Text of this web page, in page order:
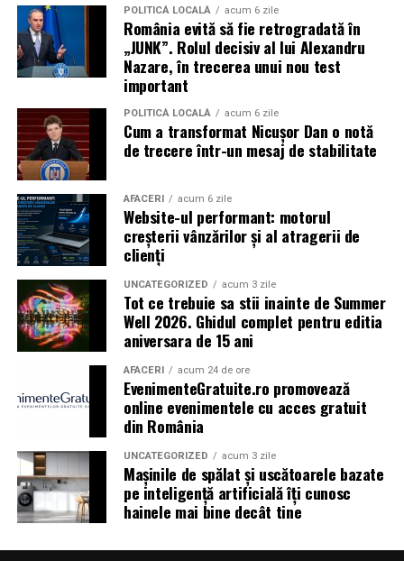
ActoriiVlad Gherman, Oana Gherman și Ioana
Ginghină
vin la întâlnirea cu publicul dinCinema City
Vivo! Pitești pe 17 februarie, de la 18:30și vor
participa la o discuție după proiecție, alături de
Paul Decu.
Caravana„În pielea mea”ajunge laCinema City
Shopping City Ploiești, pe 18 februarie, de la 18:30, la
proiecția specială introdusă de regizorul
alături de actoriiIoana State, Vlad și Oana Gherman,
Azaleea Necula și Gabriel Vatavu.
O comedie actuală și spumoasă, filmul
mea”este distribuit de T.R.I.B.E. Films.
TRAILER:https://bit.ly/InPieleaMea
Site oficial:inpieleamea.ro
Mai multe detalii, imagini de la filmări, fragmente din
film, declarații din partea actorilor și informații despre
concursuri sunt disponibile pe paginile social media ale
filmului deFacebook,Instagram,TikTok
Adrian Pădurețu semnează imaginea filmului. De sunet
s-a ocupat Bogdan Ivanovici, de scenografie Anca
POLITICĂ LOCALĂ acum 6 zile
România evită să fie retrogradată în
„JUNK”. Rolul decisiv al lui Alexandru
Nazare, în trecerea unui nou test
important
POLITICĂ LOCALĂ acum 6 zile
Cum a transformat Nicușor Dan o notă
de trecere într-un mesaj de stabilitate
AFACERI acum 6 zile
Website-ul performant: motorul
creșterii vânzărilor și al atragerii de
clienți
UNCATEGORIZED acum 3 zile
Tot ce trebuie sa stii inainte de Summer
Well 2026. Ghidul complet pentru editia
aniversara de 15 ani
AFACERI acum 24 de ore
EvenimenteGratuite.ro promovează
online evenimentele cu acces gratuit
din România
UNCATEGORIZED acum 3 zile
Mașinile de spălat și uscătoarele bazate
pe inteligență artificială îți cunosc
hainele mai bine decât tine